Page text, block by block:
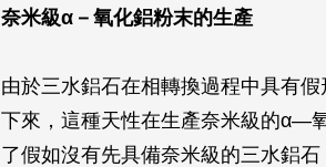
奈米級α－氧化鋁粉末的生產
由於三水鋁石在相轉換過程中具有
下來，這種天性在生產奈米級的α—
了假如沒有先具備奈米級的三水鋁